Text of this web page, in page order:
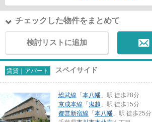
チェックした物件をまとめて
検討リストに追加
賃貸｜アパート スペイサイド
総武線 「 本八幡 」駅 徒歩28分
京成本線 「 鬼越 」駅 徒歩15分
都営新宿線 「 本八幡 」駅 徒歩25分